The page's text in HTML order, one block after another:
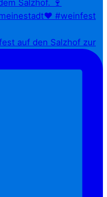
auf den Salzhof zur